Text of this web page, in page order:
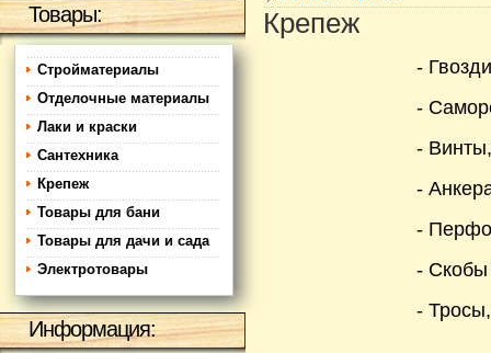
Крепеж
- Гвозди
-
-
-
-
- Скобы
-
Товары:
Стройматериалы
Отделочные материалы
Лаки и краски
Сантехника
Крепеж
Товары для бани
Товары для дачи и сада
Электротовары
Информация: